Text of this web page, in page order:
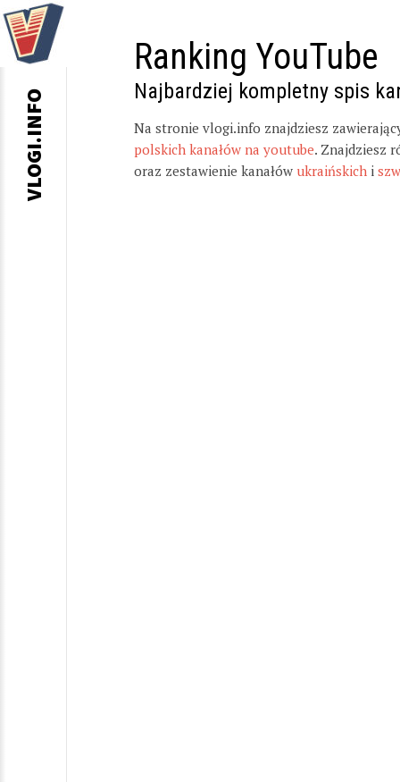
Ranking YouTube
Najbardziej kompletny spis
Na stronie vlogi.info znajdziesz
polskich kanałów na youtube. Znajdziesz
oraz zestawienie kanałów ukraińskich i
VLOGI.INFO